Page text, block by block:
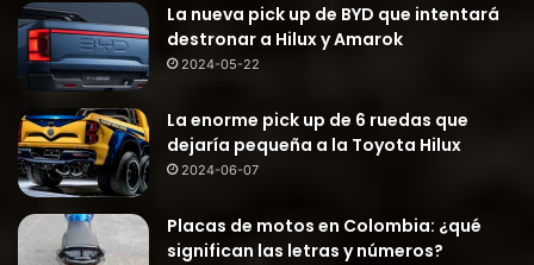
La nueva pick up de BYD que intentará
destronar a Hilux y Amarok
2024-05-22
La enorme pick up de 6 ruedas que
dejaría pequeña a la Toyota Hilux
2024-06-07
Placas de motos en Colombia: ¿qué
significan las letras y números?